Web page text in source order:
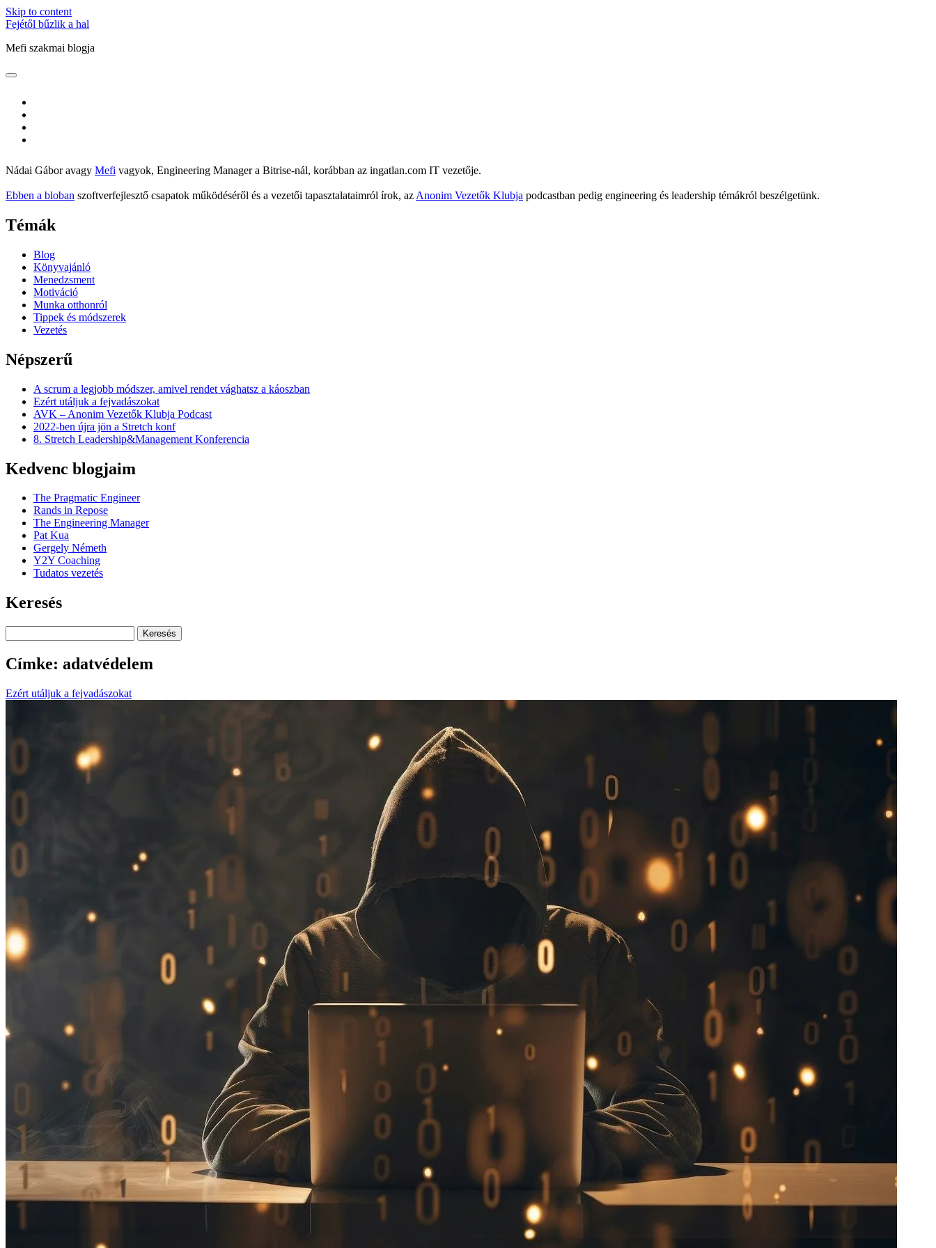
Skip to content
Fejétől bűzlik a hal
Mefi szakmai blogja
open
menu
Nádai Gábor avagy Mefi vagyok, Engineering Manager a Bitrise-nál, korábban az ingatlan.com IT vezetője.
Ebben a bloban szoftverfejlesztő csapatok működéséről és a vezetői tapasztalataimról írok, az Anonim Vezetők Klubja podcastban pedig engineering és leadership témákról beszélgetünk.
Témák
Blog
Könyvajánló
Menedzsment
Motiváció
Munka otthonról
Tippek és módszerek
Vezetés
Népszerű
A scrum a legjobb módszer, amivel rendet vághatsz a káoszban
Ezért utáljuk a fejvadászokat
AVK – Anonim Vezetők Klubja Podcast
2022-ben újra jön a Stretch konf
8. Stretch Leadership&Management Konferencia
Kedvenc blogjaim
The Pragmatic Engineer
Rands in Repose
The Engineering Manager
Pat Kua
Gergely Németh
Y2Y Coaching
Tudatos vezetés
Keresés
Címke: adatvédelem
Ezért utáljuk a fejvadászokat